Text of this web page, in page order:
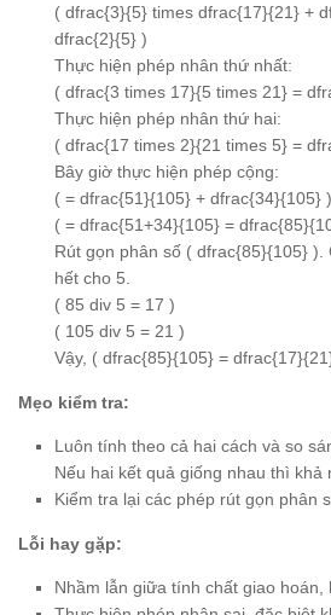
( dfrac{3}{5} times dfrac{17}{21} +
dfrac{2}{5} )
Thực hiện phép nhân thứ nhất:
( dfrac{3 times 17}{5 times 21} =
Thực hiện phép nhân thứ hai:
( dfrac{17 times 2}{21 times 5} =
Bây giờ thực hiện phép cộng:
( = dfrac{51}{105} + dfrac{34}{105} )
( = dfrac{51+34}{105} =
Rút gọn phân số ( dfrac{85}{105} ).
hết cho 5.
( 85 div 5 = 17 )
( 105 div 5 = 21 )
Vậy, ( dfrac{85}{105} =
Mẹo kiểm tra:
Luôn tính theo cả hai cách và so
Nếu hai kết quả giống nhau thì khả
Kiểm tra lại các phép rút gọn phân
Lỗi hay gặp:
Nhầm lẫn giữa tính chất giao hoán,